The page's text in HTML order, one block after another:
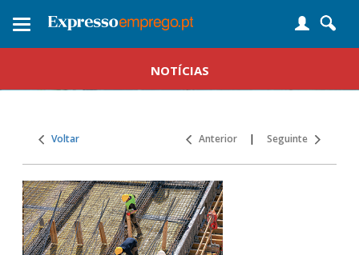
Toggle
NOTÍCIAS
Voltar Anterior | Seguinte